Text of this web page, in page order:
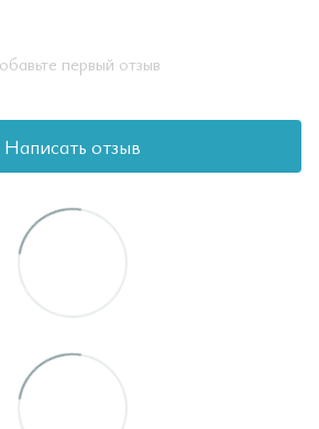
первый отзыв
Написать отзыв